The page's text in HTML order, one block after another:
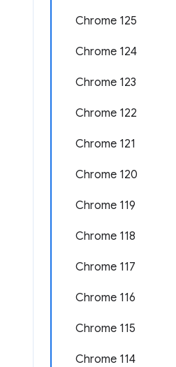
Chrome 125
Chrome 124
Chrome 123
Chrome 122
Chrome 121
Chrome 120
Chrome 119
Chrome 118
Chrome 117
Chrome 116
Chrome 115
Chrome 114